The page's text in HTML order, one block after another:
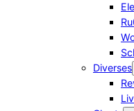
Diverses